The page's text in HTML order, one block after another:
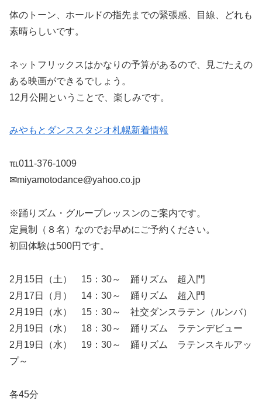
体のトーン、ホールドの指先までの緊張感、目線、どれも
素晴らしいです。
ネットフリックスはかなりの予算があるので、見ごたえの
ある映画ができるでしょう。
12月公開ということで、楽しみです。
みやもとダンススタジオ札幌新着情報
℡011-376-1009
✉miyamotodance@yahoo.co.jp
※踊りズム・グループレッスンのご案内です。
定員制（８名）なのでお早めにご予約ください。
初回体験は500円です。
2月15日（土） 15：30～ 踊りズム 超入門
2月17日（月） 14：30～ 踊りズム 超入門
2月19日（水） 15：30～ 社交ダンスラテン（ルンバ）
2月19日（水） 18：30～ 踊りズム ラテンデビュー
2月19日（水） 19：30～ 踊りズム ラテンスキルアッ
プ～
各45分